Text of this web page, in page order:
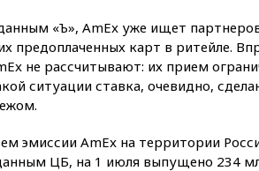
«Ъ», AmEx уже ищет
предоплаченных карт в ритейле.
не рассчитывают: их прием
ситуации ставка, очевидно,
эмиссии AmEx на территории
ЦБ, на 1 июля выпущено 234